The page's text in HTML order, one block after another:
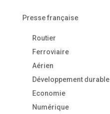
Presse française
Routier
Ferroviaire
Aérien
Développement durable
Economie
Numérique